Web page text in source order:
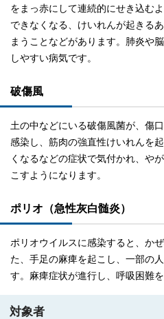
をまっ赤にして連続的にせき込む
できなくなる、けいれんが起きる
まうことなどがあります。肺炎や
しやすい病気です。
破傷風
土の中などにいる破傷風菌が、傷
感染し、筋肉の強直性けいれんを
くなるなどの症状で気付かれ、や
こすようになります。
ポリオ（急性灰白髄炎）
ポリオウイルスに感染すると、か
た、手足の麻痺を起こし、一部の
す。麻痺症状が進行し、呼吸困難
対象者